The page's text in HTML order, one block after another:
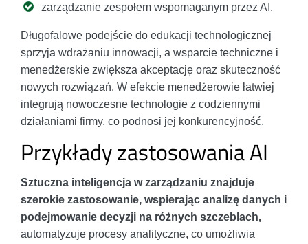
zarządzanie zespołem wspomaganym przez AI.
Długofalowe podejście do edukacji technologicznej
sprzyja wdrażaniu innowacji, a wsparcie techniczne i
menedżerskie zwiększa akceptację oraz skuteczność
nowych rozwiązań. W efekcie menedżerowie łatwiej
integrują nowoczesne technologie z codziennymi
działaniami firmy, co podnosi jej konkurencyjność.
Przykłady zastosowania AI
Sztuczna inteligencja w zarządzaniu znajduje
szerokie zastosowanie, wspierając analizę danych i
podejmowanie decyzji na różnych szczeblach,
automatyzuje procesy analityczne, co umożliwia